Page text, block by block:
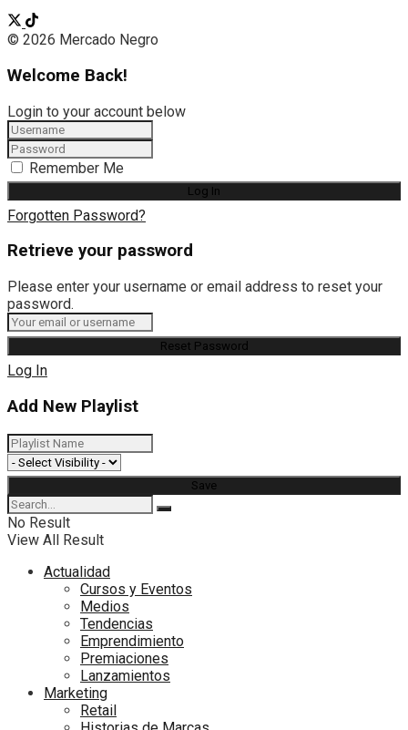
© 2026 Mercado Negro
Welcome Back!
Login to your account below
Remember Me
Forgotten Password?
Retrieve your password
Please enter your username or email address to reset your
password.
Log In
Add New Playlist
No Result
View All Result
Actualidad
Cursos y Eventos
Medios
Tendencias
Emprendimiento
Premiaciones
Lanzamientos
Marketing
Retail